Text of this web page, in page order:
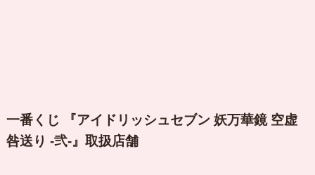
一番くじ 『アイドリッシュセブン 妖万華鏡 空虚
咎送り -弐-』取扱店舗